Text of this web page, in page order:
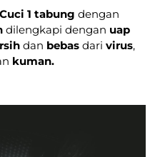
1 tabung dengan
dilengkapi dengan uap
dan bebas dari virus,
kuman.